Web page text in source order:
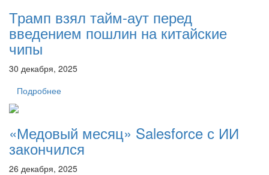
Трамп взял тайм-аут перед
введением пошлин на китайские
чипы
30 декабря, 2025
Подробнее
«Медовый месяц» Salesforce с ИИ
закончился
26 декабря, 2025